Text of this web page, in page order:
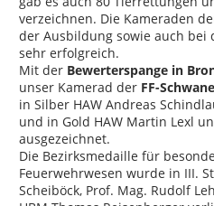
verzeichnen. Die Kameraden
der Ausbildung sowie auch bei
sehr erfolgreich.
Mit der Bewerterspange in
unser Kamerad der FF-
in Silber HAW Andreas
und in Gold HAW Martin Lexl
ausgezeichnet.
Die Bezirksmedaille für
Feuerwehrwesen wurde in III.
Scheiböck, Prof. Mag. Rudolf